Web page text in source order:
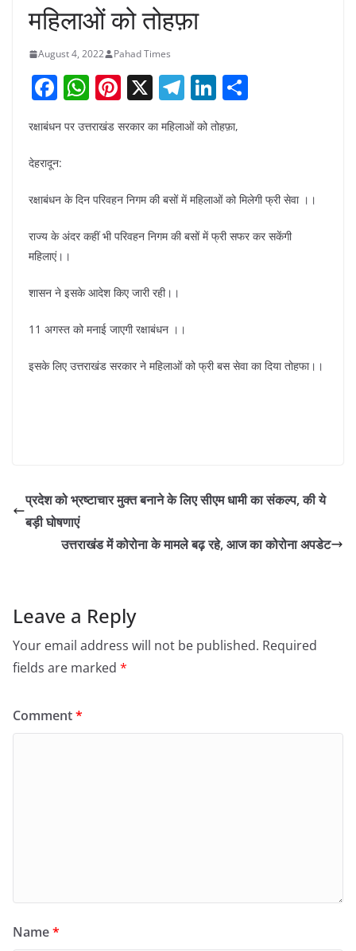
महिलाओं को तोहफ़ा
August 4, 2022 Pahad Times
F
c
e
b
o
o
k
W
at
A
p
p
Pi
er
st
X T
el
e
a
m
Li
n
k
dI
n
रक्षाबंधन पर उत्तराखंड सरकार का महिलाओं को तोहफ़ा,
देहरादून:
रक्षाबंधन के दिन परिवहन निगम की बसों में महिलाओं को मिलेगी फ्री सेवा ।।
राज्य के अंदर कहीं भी परिवहन निगम की बसों में फ्री सफर कर सकेंगी
महिलाएं।।
शासन ने इसके आदेश किए जारी रही।।
11 अगस्त को मनाई जाएगी रक्षाबंधन ।।
इसके लिए उत्तराखंड सरकार ने महिलाओं को फ्री बस सेवा का दिया तोहफा।।
प्रदेश को भ्रष्टाचार मुक्त बनाने के लिए सीएम धामी का संकल्प, की ये
बड़ी घोषणाएं
उत्तराखंड में कोरोना के मामले बढ़ रहे, आज का कोरोना अपडेट
Leave a Reply
Your email address will not be published. Required
fields are marked *
Comment*
Name*